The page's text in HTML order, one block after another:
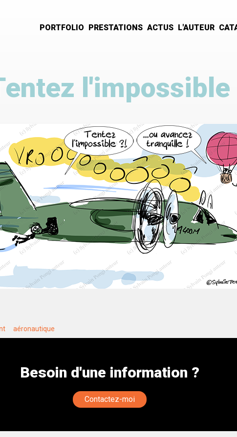
principale
PORTFOLIO PRESTATIONS ACTUS L'AUTEUR
l'impossible
aéronautique
Besoin d'une information ?
Contactez-moi